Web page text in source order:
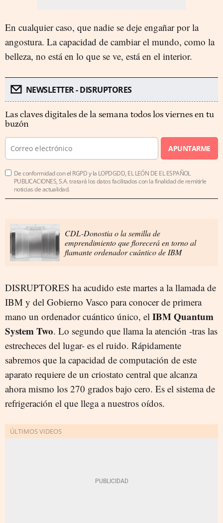
En cualquier caso, que nadie se deje engañar por la
angostura. La capacidad de cambiar el mundo, como la
belleza, no está en lo que se ve, está en el interior.
NEWSLETTER - DISRUPTORES
Las claves digitales de la semana todos los viernes en tu
buzón
APUNTARME
De conformidad con el RGPD y la LOPDGDD, EL LEÓN DE EL ESPAÑOL
PUBLICACIONES, S.A. tratará los datos facilitados con la finalidad de remitirle
noticias de actualidad.
CDL-Donostia o la semilla de
emprendimiento que florecerá en torno al
flamante ordenador cuántico de IBM
DISRUPTORES ha acudido este martes a la llamada de
IBM y del Gobierno Vasco para conocer de primera
mano un ordenador cuántico único, el IBM Quantum
System Two. Lo segundo que llama la atención -tras las
estrecheces del lugar- es el ruido. Rápidamente
sabremos que la capacidad de computación de este
aparato requiere de un criostato central que alcanza
ahora mismo los 270 grados bajo cero. Es el sistema de
refrigeración el que llega a nuestros oídos.